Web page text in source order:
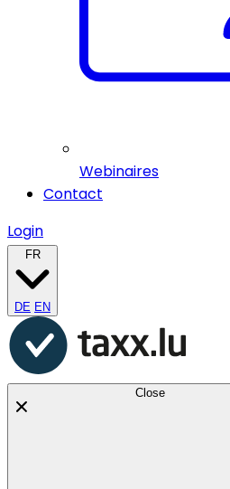
Webinaires
Contact
Login
FR
DE EN
Close